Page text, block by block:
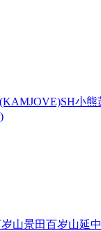
SH小熊
山景田百岁山延中